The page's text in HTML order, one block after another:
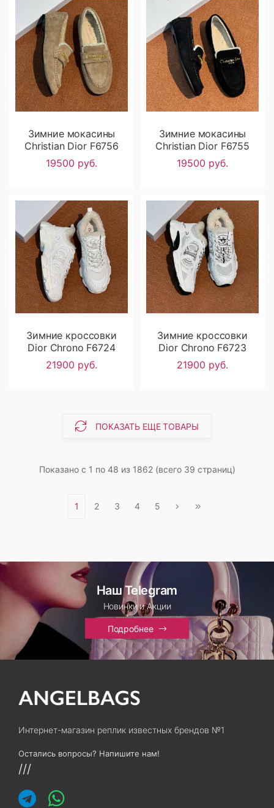
Зимние мокасины
Christian Dior F6756
19500 руб.
Зимние мокасины
Christian Dior F6755
19500 руб.
Зимние кроссовки
Dior Chrono F6724
21900 руб.
Зимние кроссовки
Dior Chrono F6723
21900 руб.
ПОКАЗАТЬ ЕЩЕ ТОВАРЫ
Показано с 1 по 48 из 1862 (всего 39 страниц)
1 2 3 4 5
Наш Telegram
Новинки и Акции
Подробнее
Интернет-магазин реплик известных брендов №1
Остались вопросы? Напишите нам!
///